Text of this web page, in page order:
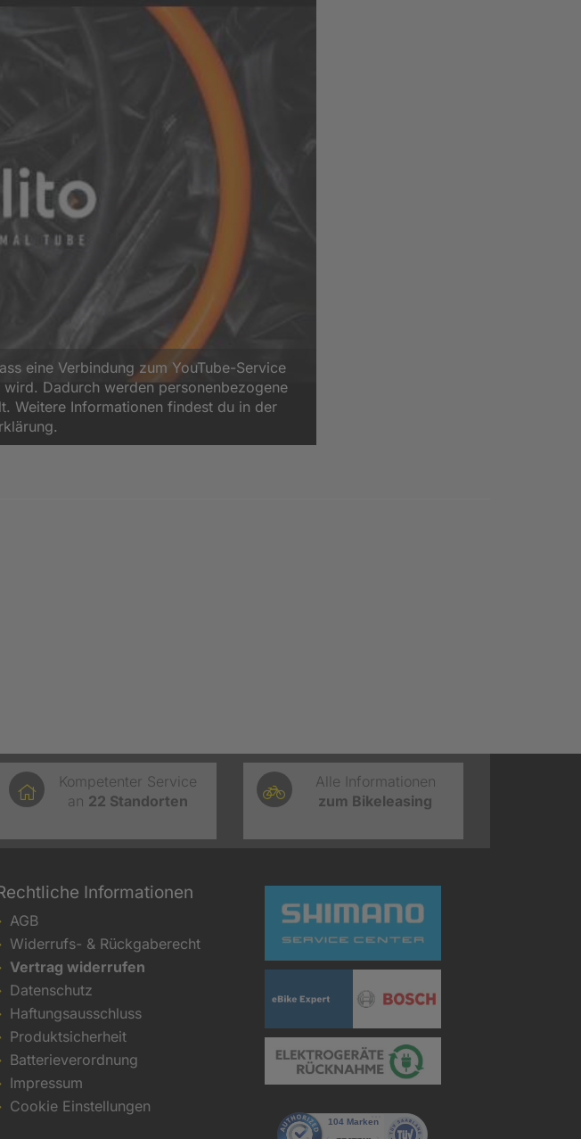
eine Verbindung zum YouTube-Service
Dadurch werden personenbezogene
Weitere Informationen findest du in der
Kompetenter Service
an 22 Standorten
Alle Informationen
zum Bikeleasing
Informationen
AGB
Widerrufs- & Rückgaberecht
Vertrag widerrufen
Datenschutz
Haftungsausschluss
Produktsicherheit
Batterieverordnung
Impressum
Cookie Einstellungen